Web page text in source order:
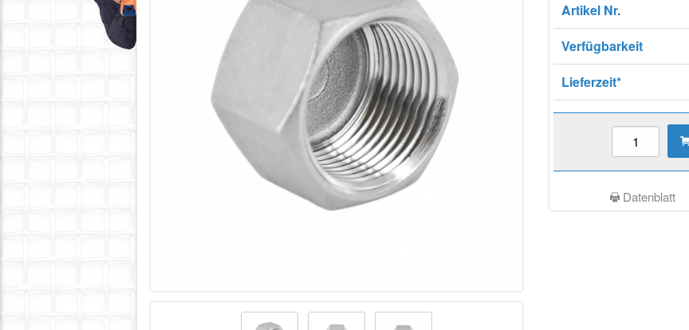
Artikel Nr.
Verfügbarkeit
Lieferzeit*
Datenblatt